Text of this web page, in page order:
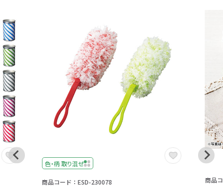
色・柄 取り混ぜ
商品コード：ESD-230078 商品